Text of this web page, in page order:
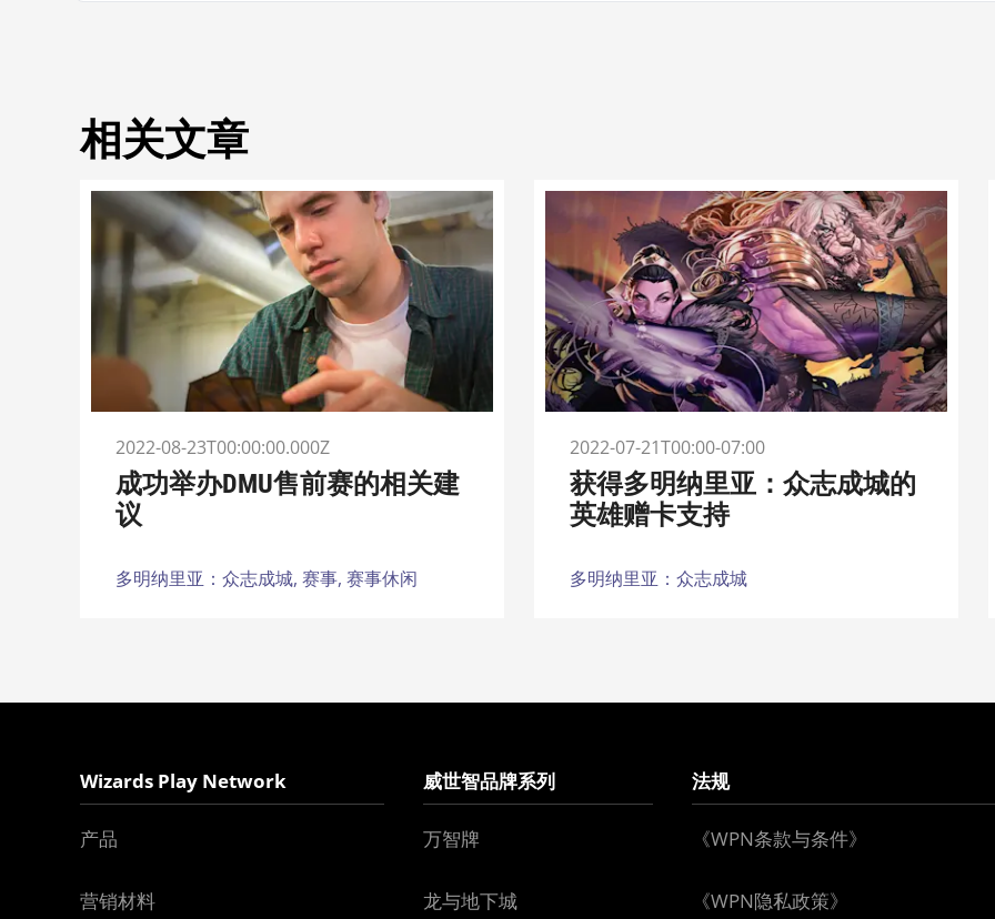
相关文章
2022-08-23T00:00:00.000Z
成功举办DMU售前赛的相关建
议
多明纳里亚：众志成城, 赛事, 赛事休闲
2022-07-21T00:00-07:00
获得多明纳里亚：众志成城的
英雄赠卡支持
多明纳里亚：众志成城
Wizards Play Network
产品
营销材料
威世智品牌系列
万智牌
龙与地下城
法规
《WPN条款与条件》
《WPN隐私政策》